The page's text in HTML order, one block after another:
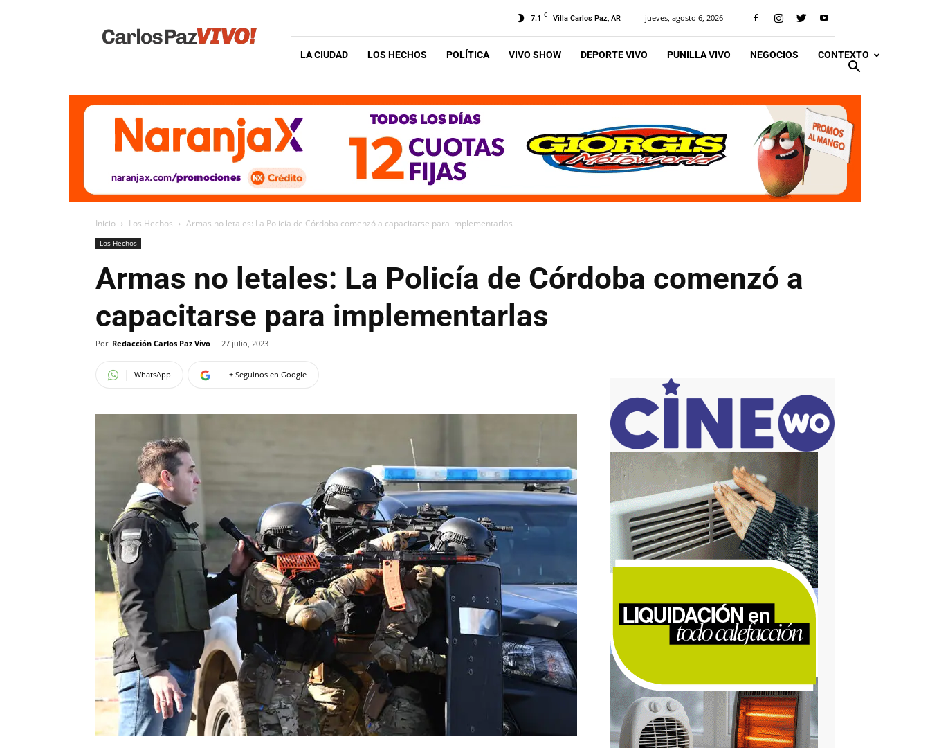
Vivo
7.1 C Villa Carlos Paz, AR jueves, agosto 6, 2026
LA CIUDAD LOS HECHOS POLÍTICA VIVO SHOW DEPORTE VIVO PUNILLA VIVO NEGOCIOS CONTEXTO
Inicio Los Hechos Armas no letales: La Policía de Córdoba comenzó a capacitarse para implementarlas
Los Hechos
Armas no letales: La Policía de Córdoba comenzó a
capacitarse para implementarlas
Por Redacción Carlos Paz Vivo - 27 julio, 2023
WhatsApp + Seguinos en Google